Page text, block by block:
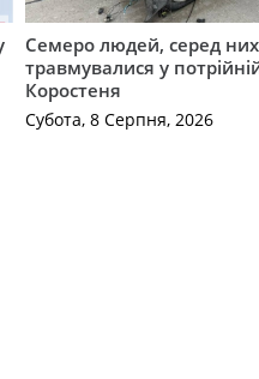
Семеро людей, серед них
травмувалися у
Коростеня
Субота, 8 Серпня, 2026